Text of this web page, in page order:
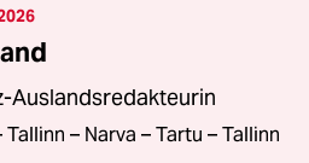
Auslandsredakteurin
– Narva – Tartu – Tallinn